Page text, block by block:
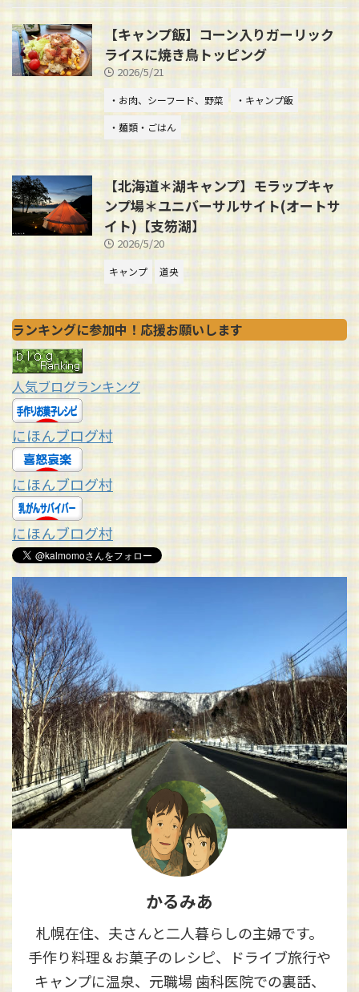
【キャンプ飯】コーン入りガーリック
ライスに焼き鳥トッピング
2026/5/21
・お肉、シーフード、野菜
・キャンプ飯
・麺類・ごはん
【北海道＊湖キャンプ】モラップキャ
ンプ場＊ユニバーサルサイト(オートサ
イト)【支笏湖】
2026/5/20
キャンプ 道央
ランキングに参加中！応援お願いします
人気ブログランキング
にほんブログ村
にほんブログ村
にほんブログ村
かるみあ
札幌在住、夫さんと二人暮らしの主婦です。
手作り料理＆お菓子のレシピ、ドライブ旅行や
キャンプに温泉、元職場 歯科医院での裏話、